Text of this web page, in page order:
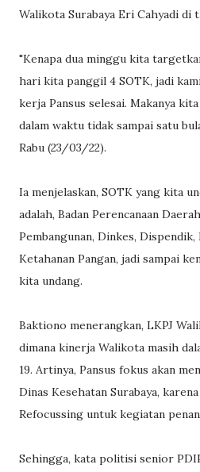
Walikota Surabaya Eri Cahyadi di
"Kenapa dua minggu kita
hari kita panggil 4 SOTK, jadi
kerja Pansus selesai. Makanya
dalam waktu tidak sampai satu
Rabu (23/03/22).
Ia menjelaskan, SOTK yang kita
adalah, Badan Perencanaan
Pembangunan, Dinkes,
Ketahanan Pangan, jadi sampai
kita undang.
Baktiono menerangkan, LKPJ
dimana kinerja Walikota masih
19. Artinya, Pansus fokus akan
Dinas Kesehatan Surabaya,
Refocussing untuk kegiatan
Sehingga, kata politisi senior